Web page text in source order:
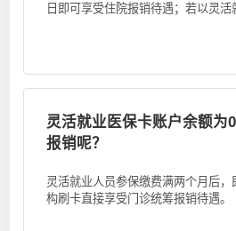
日即可享受住院报销待遇；若以灵
灵活就业医保卡账户余额为
报销呢？
灵活就业人员参保缴费满两个月后
构刷卡直接享受门诊统筹报销待遇。